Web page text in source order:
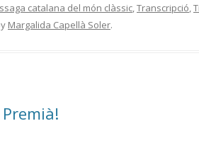
catalana del món clàssic,Transcripció,
Margalida Capellà Soler.